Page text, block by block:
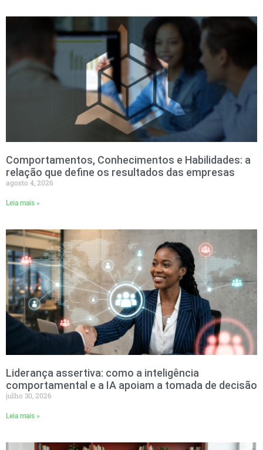
Comportamentos, Conhecimentos e Habilidades: a
relação que define os resultados das empresas
agosto 4, 2026
Leia mais »
Liderança assertiva: como a inteligência
comportamental e a IA apoiam a tomada de decisão
julho 30, 2026
Leia mais »